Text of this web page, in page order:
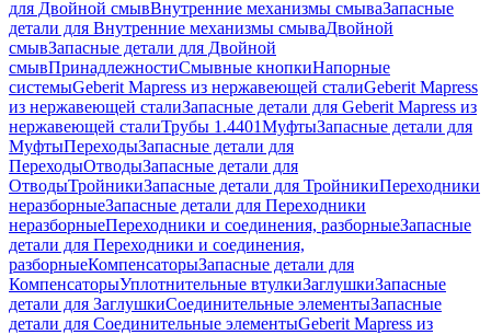
для Двойной смывВнутренние механизмы смываЗапасные
детали для Внутренние механизмы смываДвойной
смывЗапасные детали для Двойной
смывПринадлежностиСмывные кнопкиНапорные
системыGeberit Mapress из нержавеющей сталиGeberit Mapress
из нержавеющей сталиЗапасные детали для Geberit Mapress из
нержавеющей сталиТрубы 1.4401МуфтыЗапасные детали для
МуфтыПереходыЗапасные детали для
ПереходыОтводыЗапасные детали для
ОтводыТройникиЗапасные детали для ТройникиПереходники
неразборныеЗапасные детали для Переходники
неразборныеПереходники и соединения, разборныеЗапасные
детали для Переходники и соединения,
разборныеКомпенсаторыЗапасные детали для
КомпенсаторыУплотнительные втулкиЗаглушкиЗапасные
детали для ЗаглушкиСоединительные элементыЗапасные
детали для Соединительные элементыGeberit Mapress из